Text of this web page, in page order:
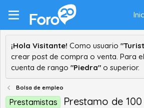
¡Hola Visitante! Como usuario
crear post de compra o venta. Para
cuenta de rango "Piedra" o superior.
Bolsa de empleo
Prestamistas
Prestamo de